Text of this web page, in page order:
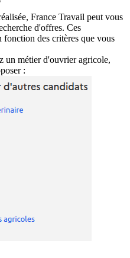
France Travail peut vous
d'offres. Ces
fonction des critères que vous
un métier d'ouvrier agricole,
: